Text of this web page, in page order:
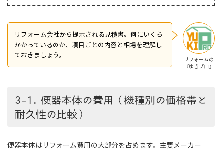
リフォームの
『ゆきプロ』
リフォーム会社から提示される見積書。何にいくら
かかっているのか、項目ごとの内容と相場を理解し
ておきましょう。
3-1. 便器本体の費用（機種別の価格帯と
耐久性の比較）
便器本体はリフォーム費用の大部分を占めます。主要メーカー